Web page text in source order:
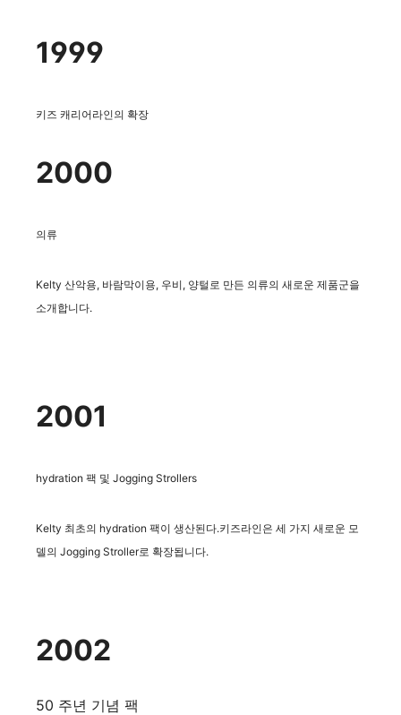
1999
키즈 캐리어라인의 확장
2000
의류
Kelty 산악용, 바람막이용, 우비, 양털로 만든 의류의 새로운 제품군을
소개합니다.
2001
hydration 팩 및 Jogging Strollers
Kelty 최초의 hydration 팩이 생산된다.키즈라인은 세 가지 새로운 모
델의 Jogging Stroller로 확장됩니다.
2002
50 주년 기념 팩